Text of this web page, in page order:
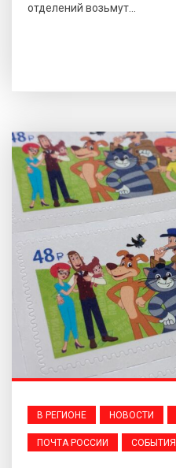
отделений возьмут...
В РЕГИОНЕ НОВОСТИ
ПОЧТА РОССИИ СОБЫТИЯ